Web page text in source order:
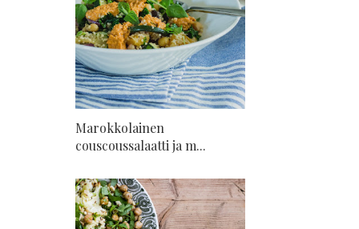
Marokkolainen
couscoussalaatti ja m...